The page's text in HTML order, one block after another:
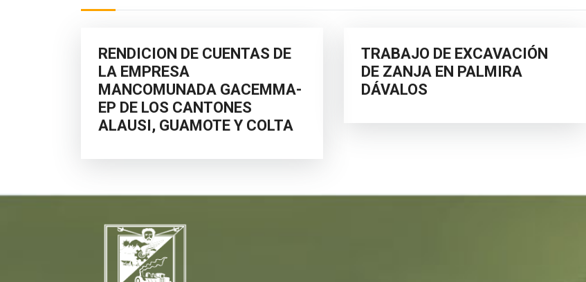
RENDICION DE CUENTAS DE
LA EMPRESA
MANCOMUNADA GACEMMA-
EP DE LOS CANTONES
ALAUSI, GUAMOTE Y COLTA
TRABAJO DE EXCAVACIÓN
DE ZANJA EN PALMIRA
DÁVALOS